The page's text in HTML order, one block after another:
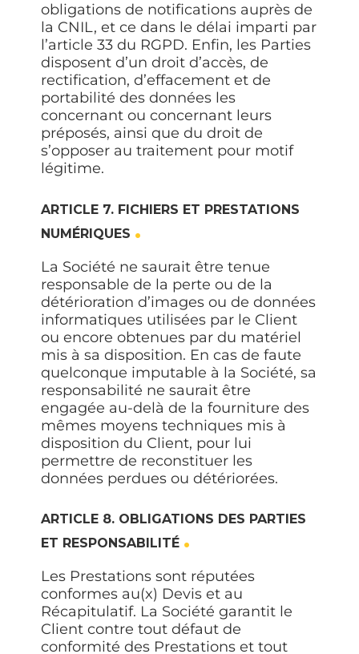
obligations de notifications auprès de
la CNIL, et ce dans le délai imparti par
l’article 33 du RGPD. Enfin, les Parties
disposent d’un droit d’accès, de
rectification, d’effacement et de
portabilité des données les
concernant ou concernant leurs
préposés, ainsi que du droit de
s’opposer au traitement pour motif
légitime.
ARTICLE 7. FICHIERS ET PRESTATIONS
NUMÉRIQUES
La Société ne saurait être tenue
responsable de la perte ou de la
détérioration d’images ou de données
informatiques utilisées par le Client
ou encore obtenues par du matériel
mis à sa disposition. En cas de faute
quelconque imputable à la Société, sa
responsabilité ne saurait être
engagée au-delà de la fourniture des
mêmes moyens techniques mis à
disposition du Client, pour lui
permettre de reconstituer les
données perdues ou détériorées.
ARTICLE 8. OBLIGATIONS DES PARTIES
ET RESPONSABILITÉ
Les Prestations sont réputées
conformes au(x) Devis et au
Récapitulatif. La Société garantit le
Client contre tout défaut de
conformité des Prestations et tout